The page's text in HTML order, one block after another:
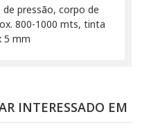
pressão, corpo de
800-1000 mts, tinta
5 mm
INTERESSADO EM